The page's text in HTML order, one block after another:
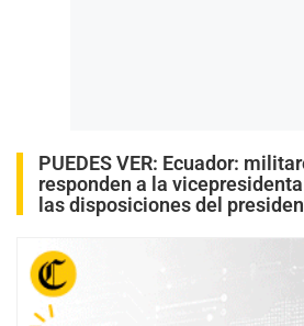
PUEDES VER: Ecuador:
responden a la
las disposiciones del